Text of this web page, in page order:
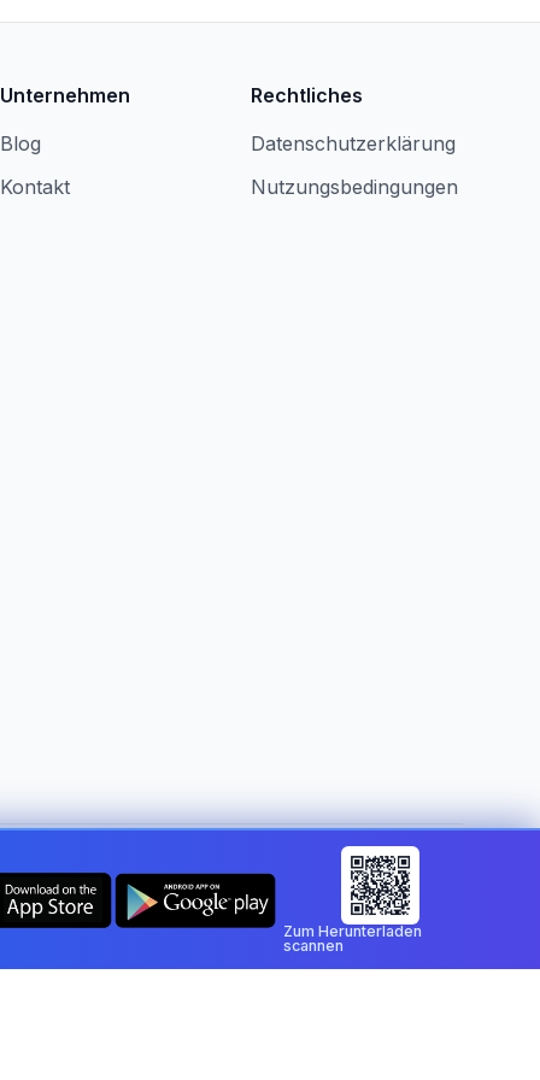
Unternehmen
Blog
Kontakt
Rechtliches
Datenschutzerklärung
Nutzungsbedingungen
Land ändern:
Zum Herunterladen
scannen